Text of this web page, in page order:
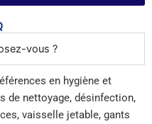
vous ?
en hygiène et
de nettoyage, désinfection,
vaisselle jetable, gants